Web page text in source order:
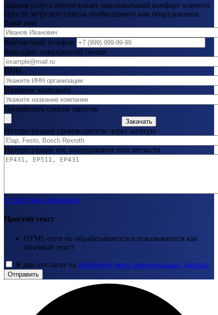
Данная услуга обеспечивает максимальный комфорт клиента.
Просто загрузите список необходимого вам оборудования.
Ваше имя
Контактный телефон
Ваш адрес электронной почты
ИНН
Название компании
Прикрепить список закупок
Закачать
Интересующие производители через запятую
Интересующее вас оборудование или запчасти
О текстовых форматах
Простой текст
HTML-теги не обрабатываются и показываются как
обычный текст
Я даю согласие на обработку моих персональных данных.
Отправить